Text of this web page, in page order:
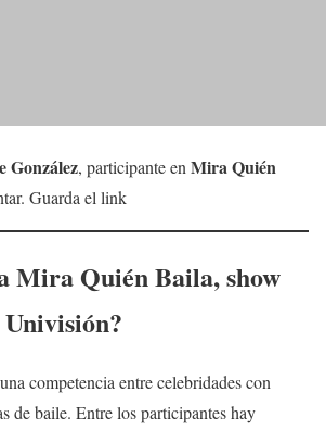
González, participante enMira Quién
Guarda el link
Mira Quién Baila, show
competencia entre celebridades con
de baile. Entre los participantes hay